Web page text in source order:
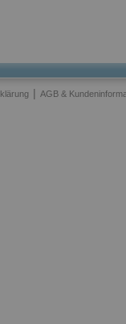
| AGB &